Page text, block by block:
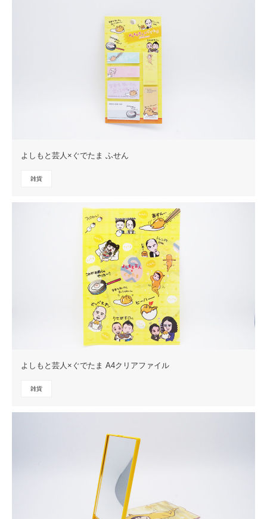
よしもと芸人×ぐでたま ふせん
雑貨
よしもと芸人×ぐでたま A4クリアファイル
雑貨